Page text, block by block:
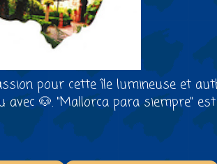
pour cette île lumineuse et
🐶. "Mallorca para siempre"